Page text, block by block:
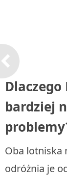
bardziej
Oba lotniska
odróżnia je